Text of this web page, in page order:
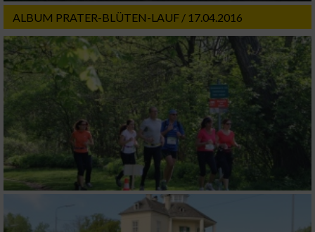
ALBUM PRATER-BLÜTEN-LAUF / 17.04.2016
Notwendig
Performance
Funktional
Werbung